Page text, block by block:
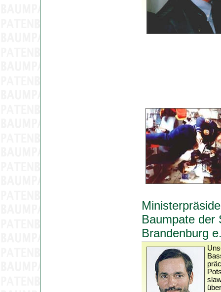
Baumpate der
Brandenburg